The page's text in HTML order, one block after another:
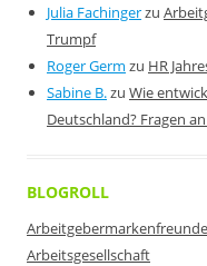
Julia Fachingerzu
Trumpf
Roger Germ zu HR
Sabine B.zu Wie
Deutschland? Fragen
BLOGROLL
Arbeitgebermarkenfreunde
Arbeitsgesellschaft